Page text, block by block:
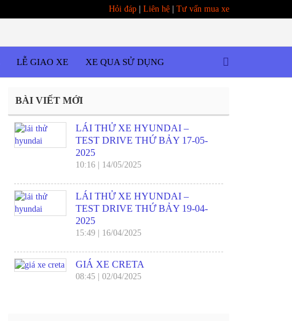
Hỏi đáp Liên hệ Tư vấn mua xe
LỄ GIAO XE XE QUA SỬ DỤNG
BÀI VIẾT MỚI
LÁI THỬ XE HYUNDAI –
TEST DRIVE THỨ BẢY 17-05-
2025
10:16 14/05/2025
LÁI THỬ XE HYUNDAI –
TEST DRIVE THỨ BẢY 19-04-
2025
15:49 16/04/2025
GIÁ XE CRETA
08:45 02/04/2025